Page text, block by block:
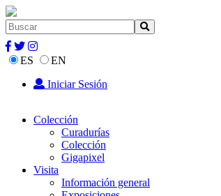
ES
EN
Iniciar Sesión
Colección
Curadurías
Colección
Gigapixel
Visita
Información general